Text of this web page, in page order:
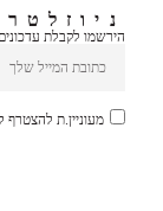
ניוזלטר
הירשמו לקבלת
מעוניין.ת